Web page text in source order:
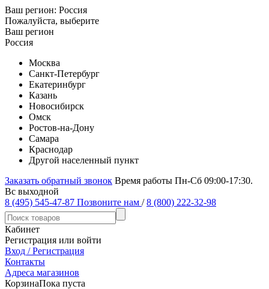
Ваш регион: Россия
Пожалуйста, выберите
Ваш регион
Россия
Москва
Санкт-Петербург
Екатеринбург
Казань
Новосибирск
Омск
Ростов-на-Дону
Самара
Краснодар
Другой населенный пункт
Заказать обратный звонок Время работы Пн-Сб 09:00-17:30.
Вс выходной
8 (495) 545-47-87 Позвоните нам / 8 (800) 222-32-98
Кабинет
Регистрация или войти
Вход / Регистрация
Контакты
Адреса магазинов
КорзинаПока пуста